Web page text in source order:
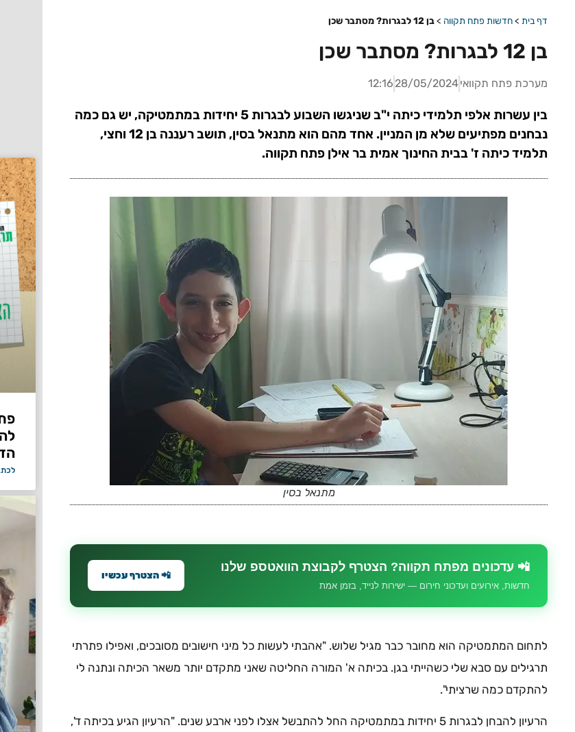
דף בית >חדשות פתח תקווה >בן 12 לבגרות? מסתבר שכן
בן 12 לבגרות? מסתבר שכן
מערכת פתח תקוואי28/05/2024
12:16
בין עשרות אלפי תלמידי כיתה י"ב שניגשו השבוע לבגרות 5 יחידות במתמטיקה, יש גם כמה
נבחנים מפתיעים שלא מן המניין. אחד מהם הוא מתנאל בסין, תושב רעננה בן 12 וחצי,
תלמיד כיתה ז' בבית החינוך אמית בר אילן פתח תקווה.
מתנאל בסין
📲 עדכונים מפתח תקווה? הצטרף לקבוצת הוואטספ שלנו
חדשות, אירועים ועדכוני חירום — ישירות לנייד, בזמן אמת
📲 הצטרף עכשיו
לתחום המתמטיקה הוא מחובר כבר מגיל שלוש. "אהבתי לעשות כל מיני חישובים מסובכים, ואפילו פתרתי
תרגילים עם סבא שלי כשהייתי בגן. בכיתה א' המורה החליטה שאני מתקדם יותר משאר הכיתה ונתנה לי
להתקדם כמה שרציתי".
הרעיון להבחן לבגרות 5 יחידות במתמטיקה החל להתבשל אצלו לפני ארבע שנים. "הרעיון הגיע בכיתה ד',